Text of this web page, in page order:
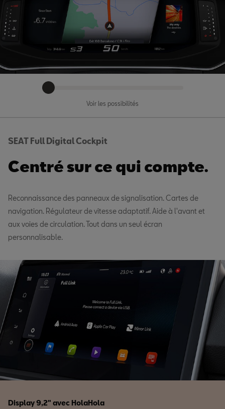
Voir les possibilités
SEAT Full Digital Cockpit
Centré sur ce qui compte.
Reconnaissance des panneaux de signalisation. Cartes de
navigation. Régulateur de vitesse adaptatif. Aide à l'avant et
aux voies de circulation. Tout dans un seul écran
personnalisable.
Display 9,2" avec HolaHola